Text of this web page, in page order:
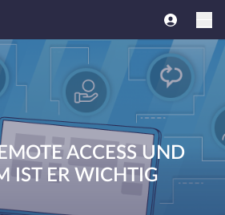
ACCESS UND
IST ER WICHTIG